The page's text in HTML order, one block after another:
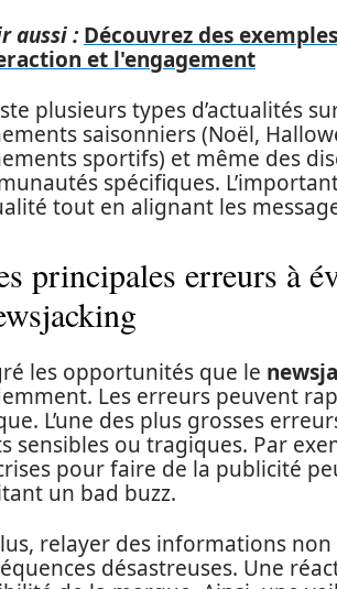
aussi : Découvrez des
et l'engagement
plusieurs types d’actualités
saisonniers (Noël,
sportifs) et même des
spécifiques.
tout en alignant les
principales erreurs à
les opportunités que le
Les erreurs peuvent
L’une des plus grosses
sensibles ou tragiques. Par
pour faire de la publicité
un bad buzz.
relayer des informations
désastreuses. Une